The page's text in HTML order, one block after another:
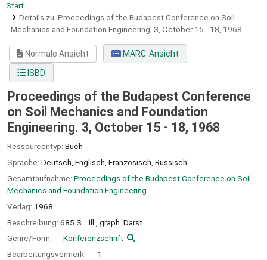
Start
Details zu: Proceedings of the Budapest Conference on Soil
Mechanics and Foundation Engineering. 3, October 15 - 18, 1968
Normale Ansicht
MARC-Ansicht
ISBD
Proceedings of the Budapest Conference
on Soil Mechanics and Foundation
Engineering. 3, October 15 - 18, 1968
Ressourcentyp: Buch
Sprache: Deutsch Englisch Französisch Russisch
Gesamtaufnahme: Proceedings of the Budapest Conference on Soil
Mechanics and Foundation Engineering.
Verlag: 1968
Beschreibung: 685 S. : Ill., graph. Darst
Genre/Form:
Konferenzschrift
Bearbeitungsvermerk:
1